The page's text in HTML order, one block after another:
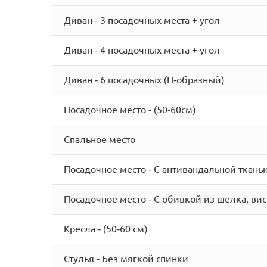
Диван - 3 посадочных места + угол
Диван - 4 посадочных места + угол
Диван - 6 посадочных (П-образный)
Посадочное место - (50-60см)
Спальное место
Посадочное место - С антивандальной
Посадочное место - С обивкой из шелка,
Кресла - (50-60 см)
Стулья - Без мягкой спинки